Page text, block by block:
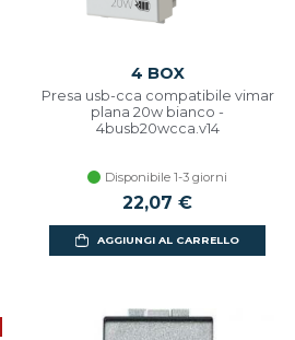
4 BOX
Presa usb-cca compatibile vimar
plana 20w bianco -
4busb20wcca.v14
Disponibile 1-3 giorni
22,07 €
AGGIUNGI AL CARRELLO